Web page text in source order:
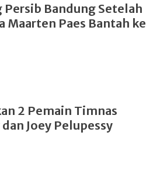
Persib Bandung Setelah
Maarten Paes Bantah ke
2 Pemain Timnas
Joey Pelupessy